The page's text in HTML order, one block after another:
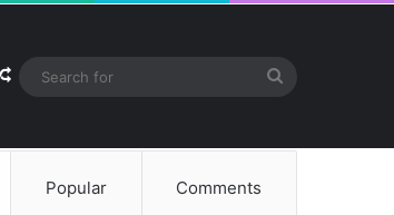
Random Article
Popular Comments